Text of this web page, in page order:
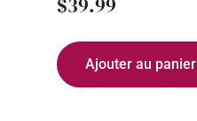
$39.99
Ajouter au panier